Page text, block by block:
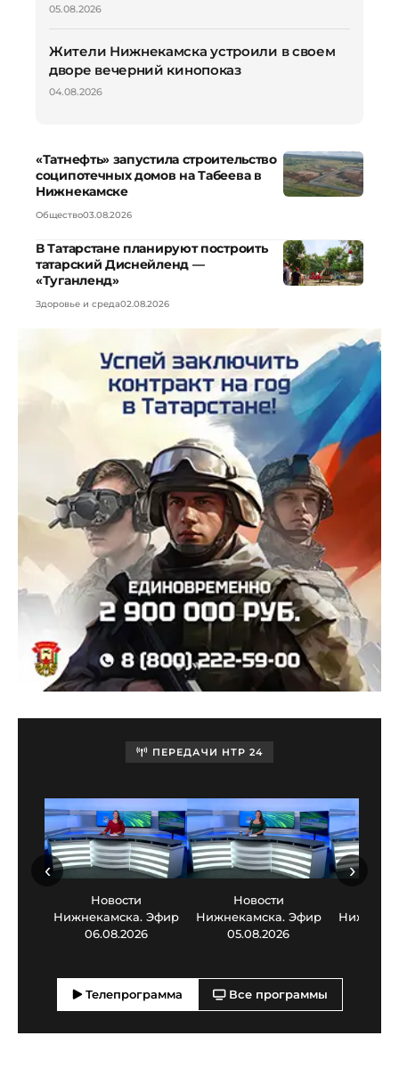
05.08.2026
Жители Нижнекамска устроили в своем
дворе вечерний кинопоказ
04.08.2026
«Татнефть» запустила строительство
соципотечных домов на Табеева в
Нижнекамске
Общество03.08.2026
В Татарстане планируют построить
татарский Диснейленд —
«Туганленд»
Здоровье и среда02.08.2026
ПЕРЕДАЧИ НТР 24
Новости
Нижнекамска. Эфир
06.08.2026
Новости
Нижнекамска. Эфир
05.08.2026
‹ ›
Телепрограмма Все программы